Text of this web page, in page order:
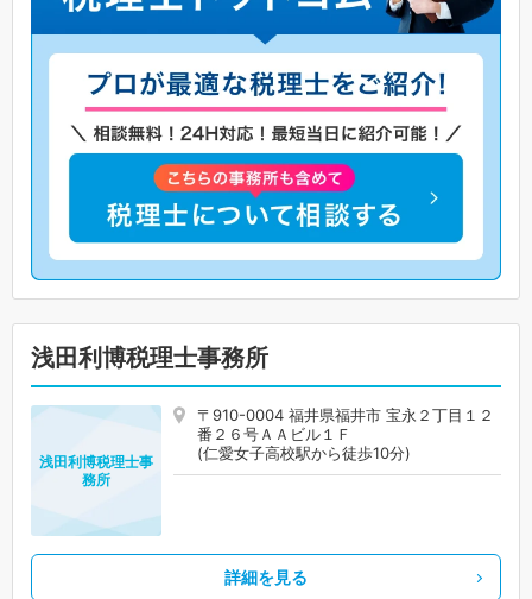
浅田利博税理士事務所
〒910-0004 福井県福井市 宝永２丁目１２
番２６号ＡＡビル１Ｆ
(仁愛女子高校駅から徒歩10分)
浅田利博税理士事
務所
詳細を見る